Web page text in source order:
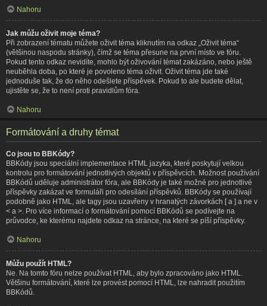
Nahoru
Jak můžu oživit moje téma?
Při zobrazení tématu můžete oživit téma kliknutím na odkaz „Oživit téma“
(většinou naspodu stránky), čímž se téma přesune na první místo ve fóru.
Pokud tento odkaz nevidíte, mohlo být oživování témat zakázáno, nebo ještě
neuběhla doba, po které je povoleno téma oživit. Oživit téma jde také
jednoduše tak, že do něho odešlete příspěvek. Pokud to ale budete dělat,
ujistěte se, že to není proti pravidlům fóra.
Nahoru
Formátování a druhy témat
Co jsou to BBKódy?
BBKódy jsou speciální implementace HTML jazyka, které poskytují velkou
kontrolu pro formátování jednotlivých objektů v příspěvcích. Možnost používání
BBKódů uděluje administrátor fóra, ale BBKódy je také možné pro jednotlivé
příspěvky zakázat ve formuláři pro odesílání příspěvků. BBKódy se používají
podobně jako HTML, ale tagy jsou uzavřeny v hranatých závorkách [ a ] a ne v
< a >. Pro více informací o formátování pomocí BBKódů se podívejte na
průvodce, ke kterému najdete odkaz na stránce, na které se píší příspěvky.
Nahoru
Můžu použít HTML?
Ne. Na tomto fóru nelze používat HTML, aby bylo zpracováno jako HTML.
Většinu formátování, které lze provést pomocí HTML, lze nahradit použitím
BBKódů.